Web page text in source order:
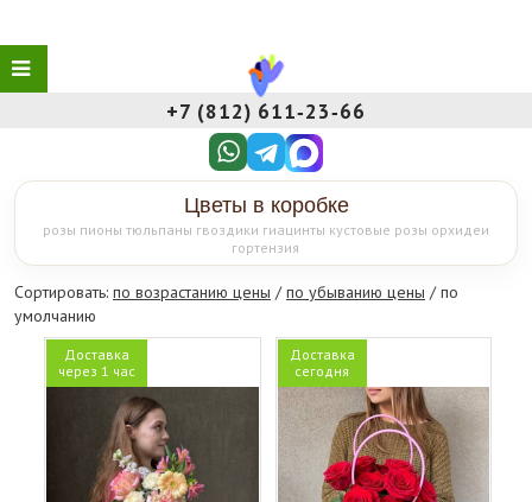
+7 (812) 611‑23‑66
Цветы в коробке
розы пионы тюльпаны гвоздики гиацинты кустовые розы орхидеи
гортензия
Сортировать: по возрастанию цены /по убыванию цены / по
умолчанию
Доставка
через 1 час
Доставка
сегодня